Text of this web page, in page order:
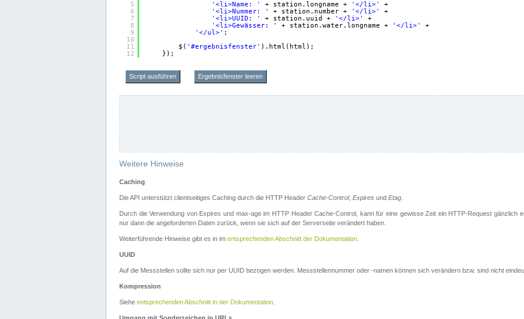
5
6
7
8
9
10
11
12
'<li>Name: '
+ station.longname + '</li>'
+
'<li>Nummer: '
+ station.number + '</li>'
+
'<li>UUID: '
+ station.uuid + '</li>'
+
'<li>Gewässer: '
+ station.water.longname + '</li>'
+
'</ul>' ;
$( '#ergebnisfenster' ).html(html);
});
Script ausführen Ergebnisfenster leeren
Weitere Hinweise
Caching
Die API unterstützt clientseitiges Caching durch die HTTP Header Cache-Control, Expires und Etag.
Durch die Verwendung von Expires und max-age im HTTP Header Cache-Control, kann für eine gewisse Zeit ein HTTP-Request gänzlich
nur dann die angeforderten Daten zurück, wenn sie sich auf der Serverseite verändert haben.
Weiterführende Hinweise gibt es in im entsprechenden Abschnitt der Dokumentation.
UUID
Auf die Messstellen sollte sich nur per UUID bezogen werden. Messstellennummer oder -namen können sich verändern bzw. sind nicht
Kompression
Siehe entsprechenden Abschnitt in der Dokumentation.